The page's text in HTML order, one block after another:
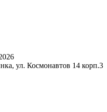
ул. Космонавтов 14 корп.3